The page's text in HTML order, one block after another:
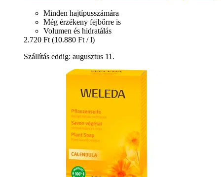
Minden hajtípusszámára
Még érzékeny fejbőrre is
Volumen és hidratálás
2.720 Ft (10.880 Ft / l)
Szállítás eddig: augusztus 11.